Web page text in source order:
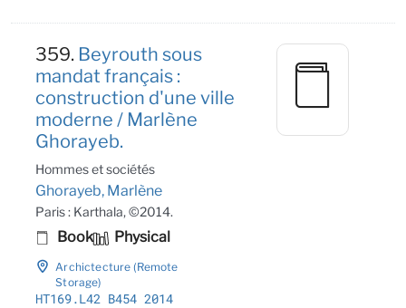
359. Beyrouth sous
mandat français :
construction d'une ville
moderne / Marlène
Ghorayeb.
Hommes et sociétés
Ghorayeb, Marlène
Paris : Karthala, ©2014.
Book Physical
Archictecture (Remote
Storage)
HT169.L42 B454 2014